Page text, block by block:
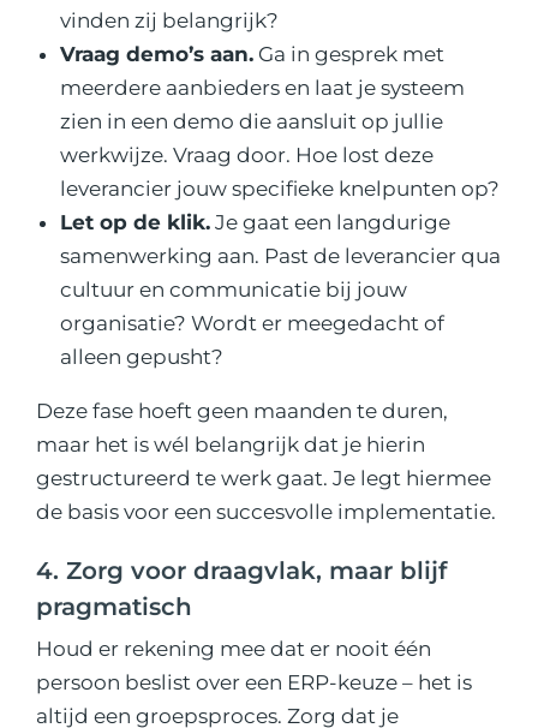
vinden zij belangrijk?
Vraag demo’s aan.Ga in gesprek met
meerdere aanbieders en laat je systeem
zien in een demo die aansluit op jullie
werkwijze. Vraag door. Hoe lost deze
leverancier jouw specifieke knelpunten op?
Let op de klik.Je gaat een langdurige
samenwerking aan. Past de leverancier qua
cultuur en communicatie bij jouw
organisatie? Wordt er meegedacht of
alleen gepusht?
Deze fase hoeft geen maanden te duren,
maar het is wél belangrijk dat je hierin
gestructureerd te werk gaat. Je legt hiermee
de basis voor een succesvolle implementatie.
4. Zorg voor draagvlak, maar blijf
pragmatisch
Houd er rekening mee dat er nooit één
persoon beslist over een ERP-keuze – het is
altijd een groepsproces. Zorg dat je